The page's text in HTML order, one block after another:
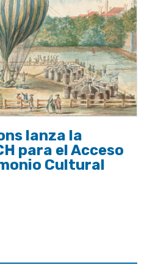
lanza la
para el Acceso
Cultural